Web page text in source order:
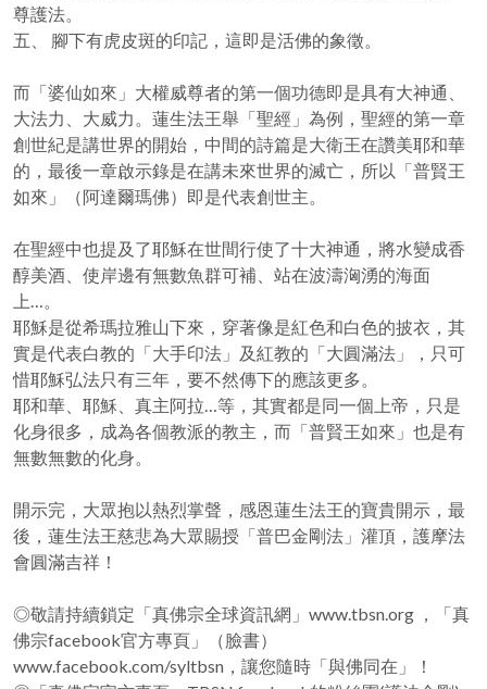
尊護法。
五、 腳下有虎皮斑的印記，這即是活佛的象徵。
而「婆仙如來」大權威尊者的第一個功德即是具有大神通、
大法力、大威力。蓮生法王舉「聖經」為例，聖經的第一章
創世紀是講世界的開始，中間的詩篇是大衛王在讚美耶和華
的，最後一章啟示錄是在講未來世界的滅亡，所以「普賢王
如來」（阿達爾瑪佛）即是代表創世主。
在聖經中也提及了耶穌在世間行使了十大神通，將水變成香
醇美酒、使岸邊有無數魚群可補、站在波濤洶湧的海面
上…。
耶穌是從希瑪拉雅山下來，穿著像是紅色和白色的披衣，其
實是代表白教的「大手印法」及紅教的「大圓滿法」，只可
惜耶穌弘法只有三年，要不然傳下的應該更多。
耶和華、耶穌、真主阿拉…等，其實都是同一個上帝，只是
化身很多，成為各個教派的教主，而「普賢王如來」也是有
無數無數的化身。
開示完，大眾抱以熱烈掌聲，感恩蓮生法王的寶貴開示，最
後，蓮生法王慈悲為大眾賜授「普巴金剛法」灌頂，護摩法
會圓滿吉祥！
◎敬請持續鎖定「真佛宗全球資訊網」www.tbsn.org ，「真
佛宗facebook官方專頁」（臉書）
www.facebook.com/syltbsn，讓您隨時「與佛同在」！